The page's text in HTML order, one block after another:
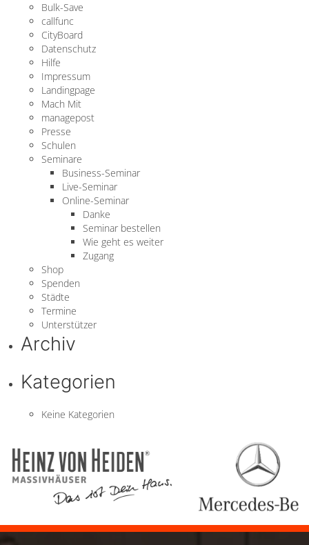
Bulk-Save
callfunc
CityBoard
Datenschutz
Hilfe
Impressum
Landingpage
Mach Mit
managepost
Presse
Schulen
Seminare
Business-Seminar
Live-Seminar
Online-Seminar
Danke
Seminar bestellen
Wie geht es weiter
Zugang
Shop
Spenden
Städte
Termine
Unterstützer
Archiv
Kategorien
Keine Kategorien